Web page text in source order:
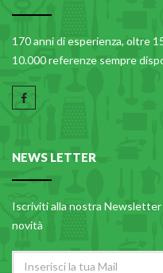
170 anni di esperienza, oltre
10.000 referenze sempre
NEWS LETTER
Iscriviti alla nostra
novità